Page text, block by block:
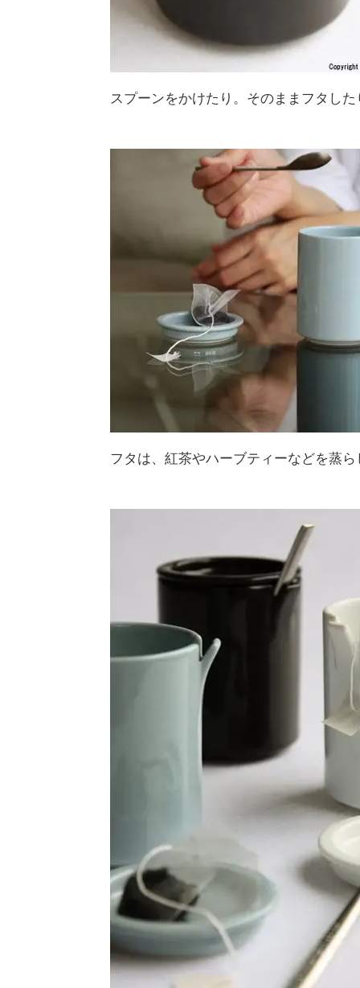
スプーンをかけたり。そのままフタし
フタは、紅茶やハーブティーなどを蒸